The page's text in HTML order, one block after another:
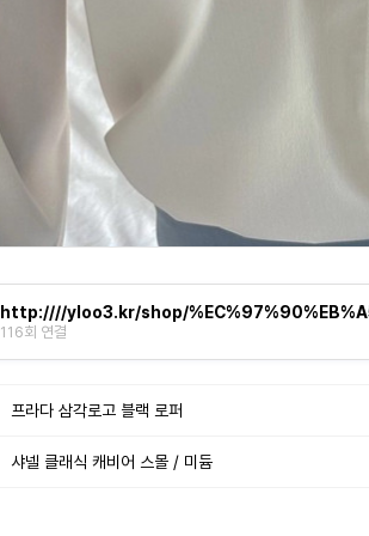
http:////yloo3.kr/shop/
116회 연결
프라다 삼각로고 블랙 로퍼
샤넬 클래식 캐비어 스몰 / 미듐